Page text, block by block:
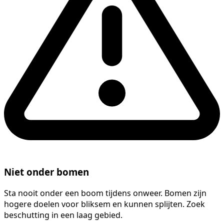
Niet onder bomen
Sta nooit onder een boom tijdens onweer. Bomen zijn
hogere doelen voor bliksem en kunnen splijten. Zoek
beschutting in een laag gebied.